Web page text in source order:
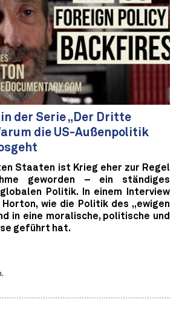
der Serie „Der Dritte
die US-Außenpolitik
Staaten ist Krieg eher zur Regel
geworden – ein ständiges
Politik. In einem Interview
wie die Politik des „ewigen
in eine moralische, politische und
geführt hat.